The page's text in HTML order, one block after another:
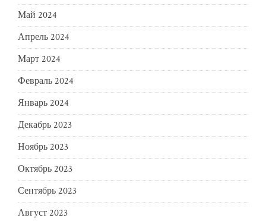
Май 2024
Апрель 2024
Март 2024
Февраль 2024
Январь 2024
Декабрь 2023
Ноябрь 2023
Октябрь 2023
Сентябрь 2023
Август 2023